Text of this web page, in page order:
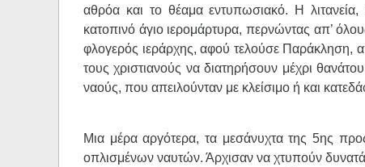
αθρόα και το θέαμα εντυπωσιακό. Η
κατοπινό άγιο ιερομάρτυρα, περνώντας απ’
φλογερός ιεράρχης, αφού τελούσε Παράκληση,
τους χριστιανούς να διατηρήσουν μέχρι
ναούς, που απειλούνταν με κλείσιμο ή και
Μια μέρα αργότερα, τα μεσάνυχτα της 5ης
οπλισμένων ναυτών. Άρχισαν να χτυπούν